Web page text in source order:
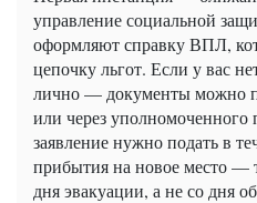
управление социальной
оформляют справку ВПЛ,
цепочку льгот. Если у вас
лично — документы можно
или через уполномоченного
заявление нужно подать в
прибытия на новое место —
дня эвакуации, а не со дня